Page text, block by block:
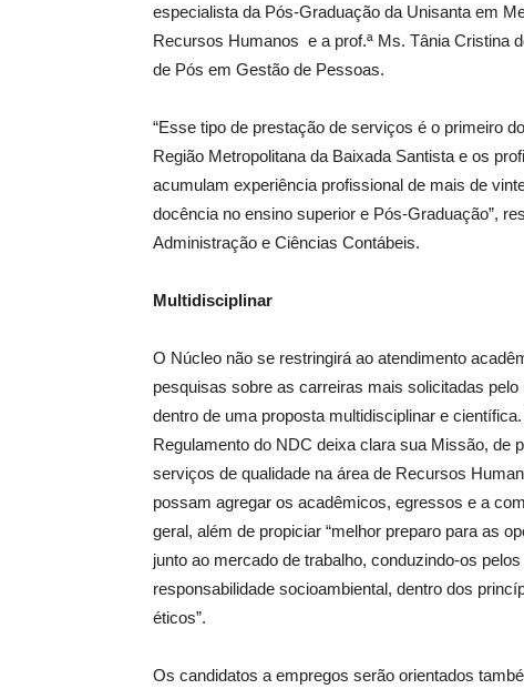
especialista da Pós-Graduação da Unisanta em
Recursos Humanos e a prof.ª Ms. Tânia Cristina
de Pós em Gestão de Pessoas.
“Esse tipo de prestação de serviços é o primeiro
Região Metropolitana da Baixada Santista e os
acumulam experiência profissional de mais de
docência no ensino superior e Pós-Graduação”,
Administração e Ciências Contábeis.
Multidisciplinar
O Núcleo não se restringirá ao atendimento
pesquisas sobre as carreiras mais solicitadas pelo
dentro de uma proposta multidisciplinar e
Regulamento do NDC deixa clara sua Missão, de
serviços de qualidade na área de Recursos
possam agregar os acadêmicos, egressos e a
geral, além de propiciar “melhor preparo para as
junto ao mercado de trabalho, conduzindo-os
responsabilidade socioambiental, dentro dos
éticos”.
Os candidatos a empregos serão orientados